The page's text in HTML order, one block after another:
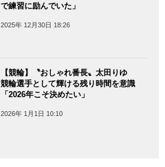
で練習に励んでいた」
2025年 12月30日 18:26
【競輪】〝おしゃれ番長〟太田りゆ
競輪選手として輝ける残り時間を意識
「2026年こそ決めたい」
2026年 1月1日 10:10